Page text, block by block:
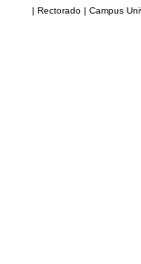
| Rectorado | Campus